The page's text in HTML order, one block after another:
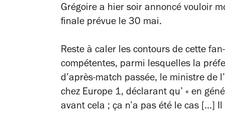
Grégoire a hier soir annoncé vouloir
finale prévue le 30 mai.
Reste à caler les contours de cette
compétentes, parmi lesquelles la
d’après-match passée, le ministre de
chez Europe 1, déclarant qu’ « en
avant cela ; ça n’a pas été le cas […]